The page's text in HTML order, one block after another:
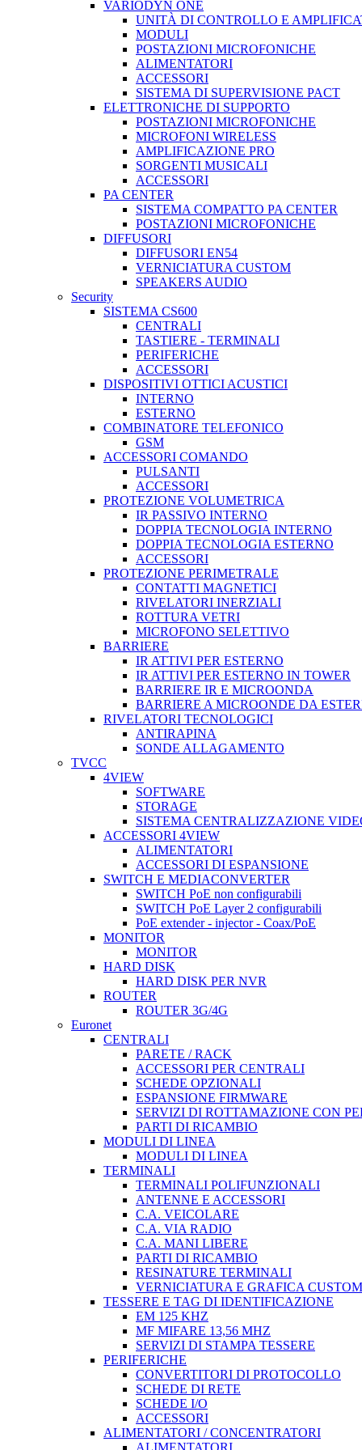
VARIODYN ONE
UNITÀ DI CONTROLLO E
MODULI
POSTAZIONI MICROFONICHE
ALIMENTATORI
ACCESSORI
SISTEMA DI SUPERVISIONE PACT
ELETTRONICHE DI SUPPORTO
POSTAZIONI MICROFONICHE
MICROFONI WIRELESS
AMPLIFICAZIONE PRO
SORGENTI MUSICALI
ACCESSORI
PA CENTER
SISTEMA COMPATTO PA CENTER
POSTAZIONI MICROFONICHE
DIFFUSORI
DIFFUSORI EN54
VERNICIATURA CUSTOM
SPEAKERS AUDIO
Security
SISTEMA CS600
CENTRALI
TASTIERE - TERMINALI
PERIFERICHE
ACCESSORI
DISPOSITIVI OTTICI ACUSTICI
INTERNO
ESTERNO
COMBINATORE TELEFONICO
GSM
ACCESSORI COMANDO
PULSANTI
ACCESSORI
PROTEZIONE VOLUMETRICA
IR PASSIVO INTERNO
DOPPIA TECNOLOGIA INTERNO
DOPPIA TECNOLOGIA ESTERNO
ACCESSORI
PROTEZIONE PERIMETRALE
CONTATTI MAGNETICI
RIVELATORI INERZIALI
ROTTURA VETRI
MICROFONO SELETTIVO
BARRIERE
IR ATTIVI PER ESTERNO
IR ATTIVI PER ESTERNO IN TOWER
BARRIERE IR E MICROONDA
BARRIERE A MICROONDE DA
RIVELATORI TECNOLOGICI
ANTIRAPINA
SONDE ALLAGAMENTO
TVCC
4VIEW
SOFTWARE
STORAGE
SISTEMA CENTRALIZZAZIONE
ACCESSORI 4VIEW
ALIMENTATORI
ACCESSORI DI ESPANSIONE
SWITCH E MEDIACONVERTER
SWITCH PoE non configurabili
SWITCH PoE Layer 2 configurabili
PoE extender - injector - Coax/PoE
MONITOR
MONITOR
HARD DISK
HARD DISK PER NVR
ROUTER
ROUTER 3G/4G
Euronet
CENTRALI
PARETE / RACK
ACCESSORI PER CENTRALI
SCHEDE OPZIONALI
ESPANSIONE FIRMWARE
SERVIZI DI ROTTAMAZIONE CON
PARTI DI RICAMBIO
MODULI DI LINEA
MODULI DI LINEA
TERMINALI
TERMINALI POLIFUNZIONALI
ANTENNE E ACCESSORI
C.A. VEICOLARE
C.A. VIA RADIO
C.A. MANI LIBERE
PARTI DI RICAMBIO
RESINATURE TERMINALI
VERNICIATURA E GRAFICA CUSTOM
TESSERE E TAG DI IDENTIFICAZIONE
EM 125 KHZ
MF MIFARE 13,56 MHZ
SERVIZI DI STAMPA TESSERE
PERIFERICHE
CONVERTITORI DI PROTOCOLLO
SCHEDE DI RETE
SCHEDE I/O
ACCESSORI
ALIMENTATORI / CONCENTRATORI
ALIMENTATORI